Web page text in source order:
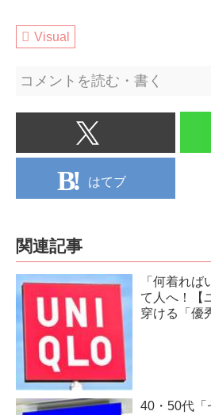
Visual
コメントを読む・書く
はてブ
関連記事
「何着れ
て人へ！【
穿ける「優
40・50代「